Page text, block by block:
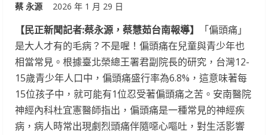
蔡 永源 2026 年 1 月 29 日
【民正新聞記者:蔡永源，蔡慧茹台南報導】
「偏頭痛」
是大人才有的毛病？不是喔！偏頭痛在兒童與青少年也
相當常見。根據臺北榮總王署君副院長的研究，台灣12-
15歲青少年人口中，偏頭痛盛行率為6.8%，這意味著每
15位孩子中，就可能有1位忍受著偏頭痛之苦。安南醫院
神經內科杜宜憲醫師指出，偏頭痛是一種常見的神經疾
病，病人時常出現劇烈頭痛伴隨噁心嘔吐，對生活影響